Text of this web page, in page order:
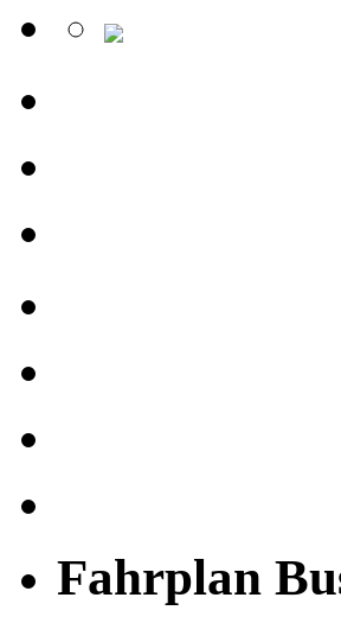
Fahrplan